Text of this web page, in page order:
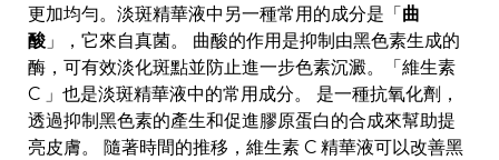
更加均勻。淡斑精華液中另一種常用的成分是「 曲
酸 」，它來自真菌。 曲酸的作用是抑制由黑色素生成的
酶，可有效淡化斑點並防止進一步色素沉澱。「維生素
C 」也是淡斑精華液中的常用成分。 是一種抗氧化劑，
透過抑制黑色素的產生和促進膠原蛋白的合成來幫助提
亮皮膚。 隨著時間的推移，維生素 C 精華液可以改善黑